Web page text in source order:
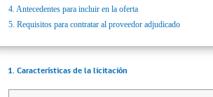
4. Antecedentes para incluir en la oferta
5. Requisitos para contratar al proveedor adjudicado
1. Características de la licitación